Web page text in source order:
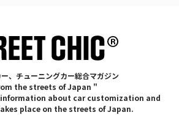
、チューニングカー総合マガジン
the streets of Japan "
about car customization and
place on the streets of Japan.